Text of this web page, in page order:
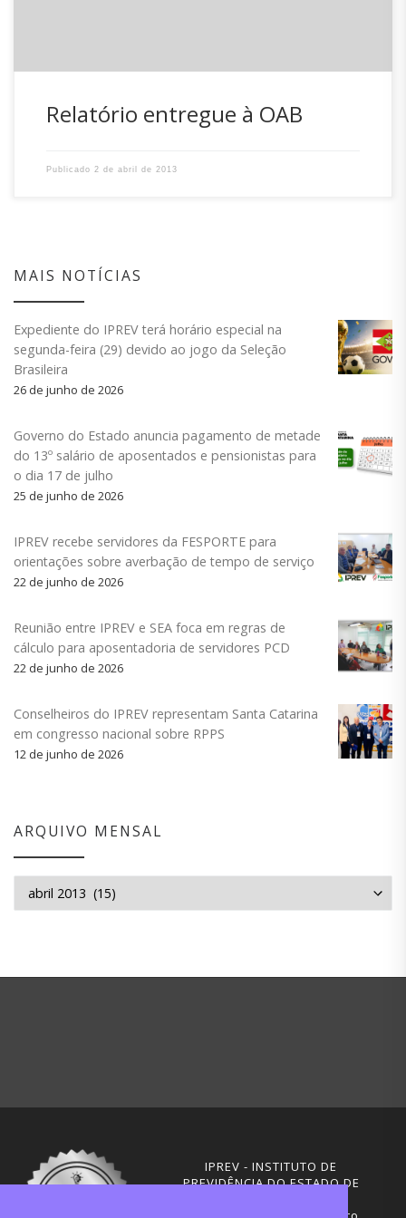
Relatório entregue à OAB
Publicado 2 de abril de 2013
MAIS NOTÍCIAS
Expediente do IPREV terá horário especial na
segunda-feira (29) devido ao jogo da Seleção
Brasileira
26 de junho de 2026
Governo do Estado anuncia pagamento de metade
do 13º salário de aposentados e pensionistas para
o dia 17 de julho
25 de junho de 2026
IPREV recebe servidores da FESPORTE para
orientações sobre averbação de tempo de serviço
22 de junho de 2026
Reunião entre IPREV e SEA foca em regras de
cálculo para aposentadoria de servidores PCD
22 de junho de 2026
Conselheiros do IPREV representam Santa Catarina
em congresso nacional sobre RPPS
12 de junho de 2026
ARQUIVO MENSAL
IPREV - INSTITUTO DE
PREVIDÊNCIA DO ESTADO DE